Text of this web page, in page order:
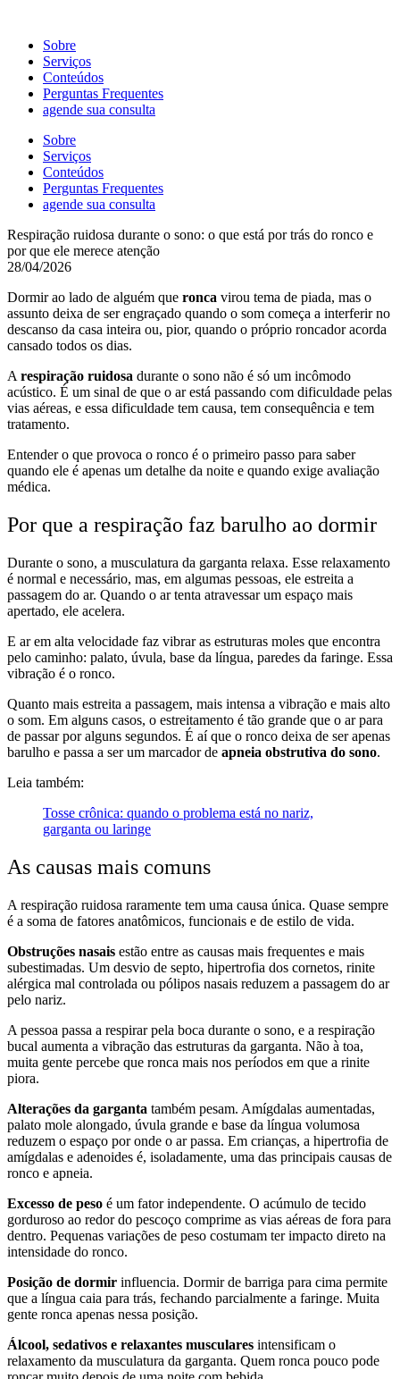
conteúdo
Sobre
Serviços
Conteúdos
Perguntas Frequentes
agende sua consulta
Sobre
Serviços
Conteúdos
Perguntas Frequentes
agende sua consulta
Respiração ruidosa durante o sono: o que está por trás do ronco e
por que ele merece atenção
28/04/2026
Dormir ao lado de alguém que ronca virou tema de piada, mas o
assunto deixa de ser engraçado quando o som começa a interferir no
descanso da casa inteira ou, pior, quando o próprio roncador acorda
cansado todos os dias.
A respiração ruidosa durante o sono não é só um incômodo
acústico. É um sinal de que o ar está passando com dificuldade pelas
vias aéreas, e essa dificuldade tem causa, tem consequência e tem
tratamento.
Entender o que provoca o ronco é o primeiro passo para saber
quando ele é apenas um detalhe da noite e quando exige avaliação
médica.
Por que a respiração faz barulho ao dormir
Durante o sono, a musculatura da garganta relaxa. Esse relaxamento
é normal e necessário, mas, em algumas pessoas, ele estreita a
passagem do ar. Quando o ar tenta atravessar um espaço mais
apertado, ele acelera.
E ar em alta velocidade faz vibrar as estruturas moles que encontra
pelo caminho: palato, úvula, base da língua, paredes da faringe. Essa
vibração é o ronco.
Quanto mais estreita a passagem, mais intensa a vibração e mais alto
o som. Em alguns casos, o estreitamento é tão grande que o ar para
de passar por alguns segundos. É aí que o ronco deixa de ser apenas
barulho e passa a ser um marcador de apneia obstrutiva do sono.
Leia também:
Tosse crônica: quando o problema está no nariz,
garganta ou laringe
As causas mais comuns
A respiração ruidosa raramente tem uma causa única. Quase sempre
é a soma de fatores anatômicos, funcionais e de estilo de vida.
Obstruções nasais estão entre as causas mais frequentes e mais
subestimadas. Um desvio de septo, hipertrofia dos cornetos, rinite
alérgica mal controlada ou pólipos nasais reduzem a passagem do ar
pelo nariz.
A pessoa passa a respirar pela boca durante o sono, e a respiração
bucal aumenta a vibração das estruturas da garganta. Não à toa,
muita gente percebe que ronca mais nos períodos em que a rinite
piora.
Alterações da garganta também pesam. Amígdalas aumentadas,
palato mole alongado, úvula grande e base da língua volumosa
reduzem o espaço por onde o ar passa. Em crianças, a hipertrofia de
amígdalas e adenoides é, isoladamente, uma das principais causas de
ronco e apneia.
Excesso de peso é um fator independente. O acúmulo de tecido
gorduroso ao redor do pescoço comprime as vias aéreas de fora para
dentro. Pequenas variações de peso costumam ter impacto direto na
intensidade do ronco.
Posição de dormir influencia. Dormir de barriga para cima permite
que a língua caia para trás, fechando parcialmente a faringe. Muita
gente ronca apenas nessa posição.
Álcool, sedativos e relaxantes musculares intensificam o
relaxamento da musculatura da garganta. Quem ronca pouco pode